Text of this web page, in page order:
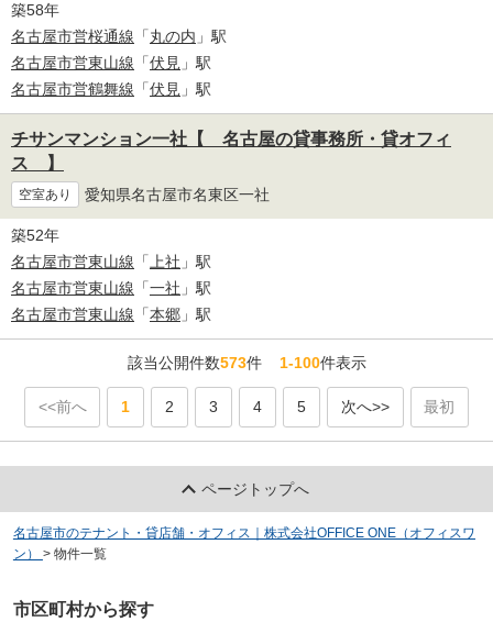
築58年
名古屋市営桜通線 「丸の内 」駅
名古屋市営東山線 「伏見 」駅
名古屋市営鶴舞線 「伏見 」駅
チサンマンション一社【 名古屋の貸事務所・貸オフィ
ス 】
空室あり 愛知県名古屋市名東区一社
築52年
名古屋市営東山線 「 上社 」駅
名古屋市営東山線 「一社 」駅
名古屋市営東山線 「本郷 」駅
該当公開件数573件1-100件表示
<<前へ 1 2 3 4 5 次へ>> 最初
ページトップへ
名古屋市のテナント・貸店舗・オフィス｜株式会社OFFICE ONE（オフィスワ
ン）
> 物件一覧
市区町村から探す